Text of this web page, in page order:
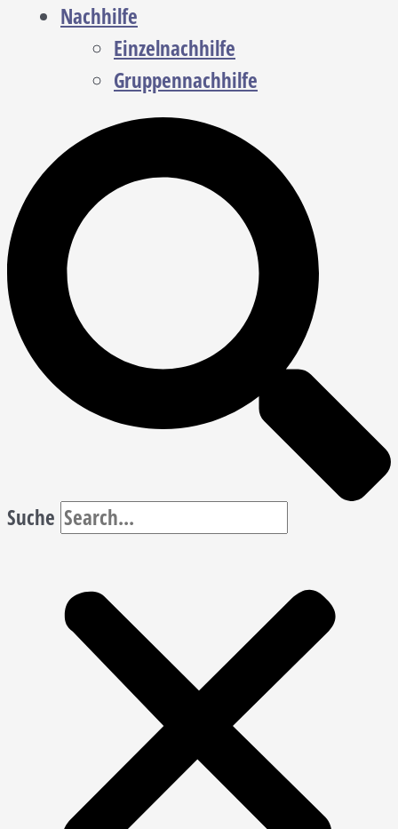
Nachhilfe
Einzelnachhilfe
Gruppennachhilfe
Suche